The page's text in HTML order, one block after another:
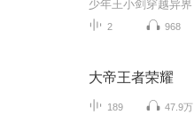
2 968
大帝王者荣耀
189 47.9万